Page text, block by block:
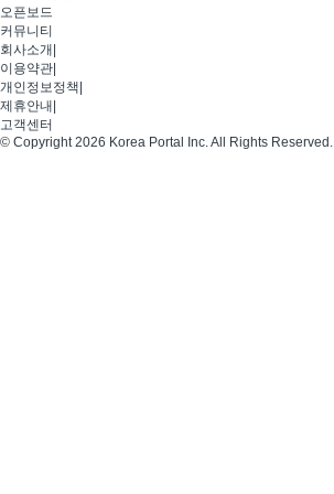
오픈보드
커뮤니티
회사소개
이용약관
개인정보정책
제휴안내
고객센터
© Copyright 2026 Korea Portal Inc. All Rights Reserved.